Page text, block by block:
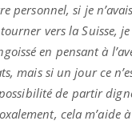
personnel, si je
vers la Suisse, je
en pensant à
mais si un jour ce
de partir
cela m’aide